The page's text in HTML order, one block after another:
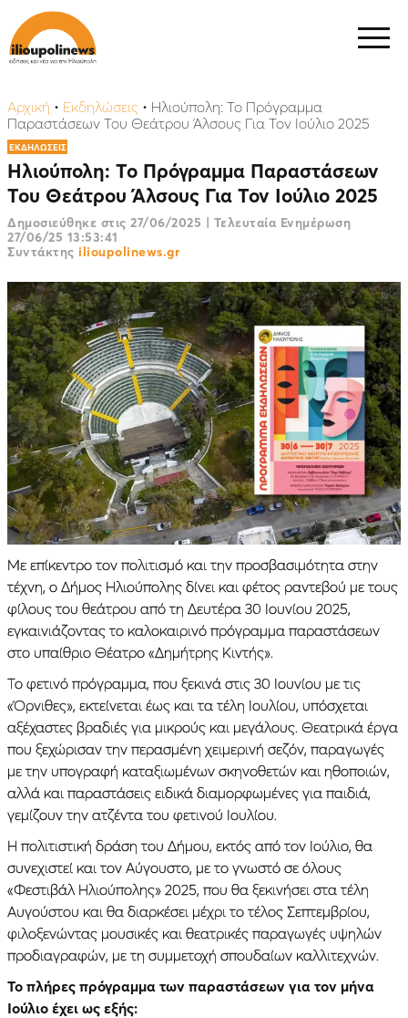
Αρχική • Εκδηλώσεις • Ηλιούπολη: Το Πρόγραμμα
Παραστάσεων Του Θεάτρου Άλσους Για Τον Ιούλιο 2025
ΕΚΔΗΛΩΣΕΙΣ
Ηλιούπολη: Το Πρόγραμμα Παραστάσεων
Του Θεάτρου Άλσους Για Τον Ιούλιο 2025
Δημοσιεύθηκε στις 27/06/2025 | Τελευταία Ενημέρωση
27/06/25 13:53:41
Συντάκτης ilioupolinews.gr
Με επίκεντρο τον πολιτισμό και την προσβασιμότητα στην
τέχνη, ο Δήμος Ηλιούπολης δίνει και φέτος ραντεβού με τους
φίλους του θεάτρου από τη Δευτέρα 30 Ιουνίου 2025,
εγκαινιάζοντας το καλοκαιρινό πρόγραμμα παραστάσεων
στο υπαίθριο Θέατρο «Δημήτρης Κιντής».
Το φετινό πρόγραμμα, που ξεκινά στις 30 Ιουνίου με τις
«Όρνιθες», εκτείνεται έως και τα τέλη Ιουλίου, υπόσχεται
αξέχαστες βραδιές για μικρούς και μεγάλους. Θεατρικά έργα
που ξεχώρισαν την περασμένη χειμερινή σεζόν, παραγωγές
με την υπογραφή καταξιωμένων σκηνοθετών και ηθοποιών,
αλλά και παραστάσεις ειδικά διαμορφωμένες για παιδιά,
γεμίζουν την ατζέντα του φετινού Ιουλίου.
Η πολιτιστική δράση του Δήμου, εκτός από τον Ιούλιο, θα
συνεχιστεί και τον Αύγουστο, με το γνωστό σε όλους
«Φεστιβάλ Ηλιούπολης» 2025, που θα ξεκινήσει στα τέλη
Αυγούστου και θα διαρκέσει μέχρι το τέλος Σεπτεμβρίου,
φιλοξενώντας μουσικές και θεατρικές παραγωγές υψηλών
προδιαγραφών, με τη συμμετοχή σπουδαίων καλλιτεχνών.
Το πλήρες πρόγραμμα των παραστάσεων για τον μήνα
Ιούλιο έχει ως εξής: